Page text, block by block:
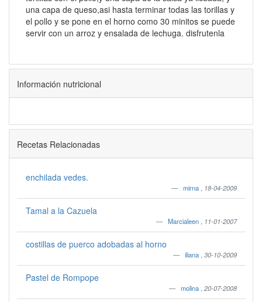
una capa de queso,asi hasta terminar todas las torillas y
el pollo y se pone en el horno como 30 minitos se puede
servir con un arroz y ensalada de lechuga. disfrutenla
Información nutricional
Recetas Relacionadas
enchilada vedes.
mirna 18-04-2009
Tamal a la Cazuela
Marcialeen 11-01-2007
costillas de puerco adobadas al horno
iliana 30-10-2009
Pastel de Rompope
molina 20-07-2008